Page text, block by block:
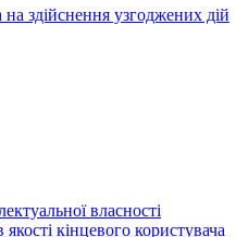
здійснення узгоджених дій
власності
кінцевого користувача